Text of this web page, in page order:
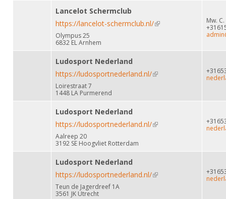
Lancelot Schermclub
https://lancelot-schermclub.nl/(link is external)
Olympus 25
6832 EL Arnhem
Mw.
Ludosport Nederland
https://ludosportnederland.nl/(link is external)
Loirestraat 7
1448 LA Purmerend
Ludosport Nederland
https://ludosportnederland.nl/(link is external)
Aalreep 20
3192 SE Hoogvliet Rotterdam
Ludosport Nederland
https://ludosportnederland.nl/(link is external)
Teun de Jagerdreef 1A
3561 JK Utrecht